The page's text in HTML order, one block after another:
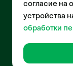
осуществляет
технологий,
собственного
порталов в
домашних
№2021612018 от 10
согласие на
устройства
обработки